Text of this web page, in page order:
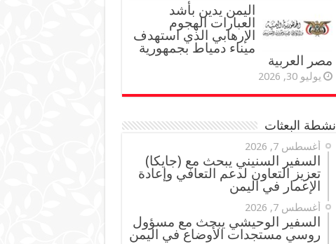
اليمن يدين بأشد
العبارات الهجوم
الإرهابي الذي استهدف
ميناء دمياط بجمهورية
مصر العربية
يوليو 30, 2026
أنشطة البعثات
أغسطس 7, 2026
السفير السنيني يبحث مع (جايكا)
تعزيز التعاون لدعم التعافي وإعادة
الإعمار في اليمن
أغسطس 7, 2026
السفير الوحيشي يبحث مع مسؤول
روسي مستجدات الأوضاع في اليمن